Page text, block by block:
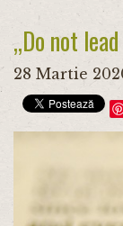
„Do not
28 Martie